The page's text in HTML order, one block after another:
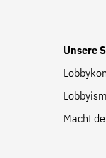
Unsere
Macht